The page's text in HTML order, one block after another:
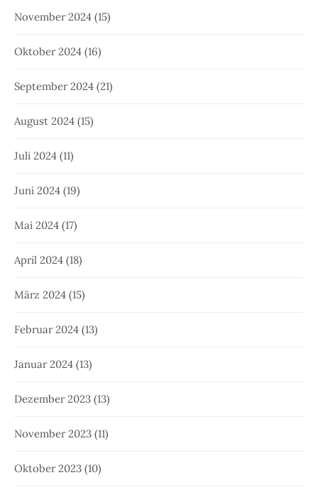
November 2024 (15)
Oktober 2024 (16)
September 2024 (21)
August 2024 (15)
Juli 2024 (11)
Juni 2024 (19)
Mai 2024 (17)
April 2024 (18)
März 2024 (15)
Februar 2024 (13)
Januar 2024 (13)
Dezember 2023 (13)
November 2023 (11)
Oktober 2023 (10)